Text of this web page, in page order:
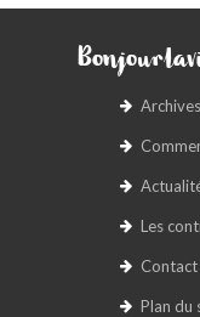
Les
Contact
Plan du